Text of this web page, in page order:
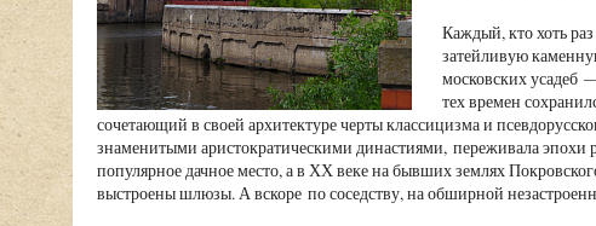
Каждый, кто хоть
затейливую
московских усадеб
тех времен
сочетающий в своей архитектуре черты классицизма и
знаменитыми аристократическими династиями, переживала эпохи
популярное дачное место, а в ХХ веке на бывших землях
выстроены шлюзы. А вскоре по соседству, на обширной